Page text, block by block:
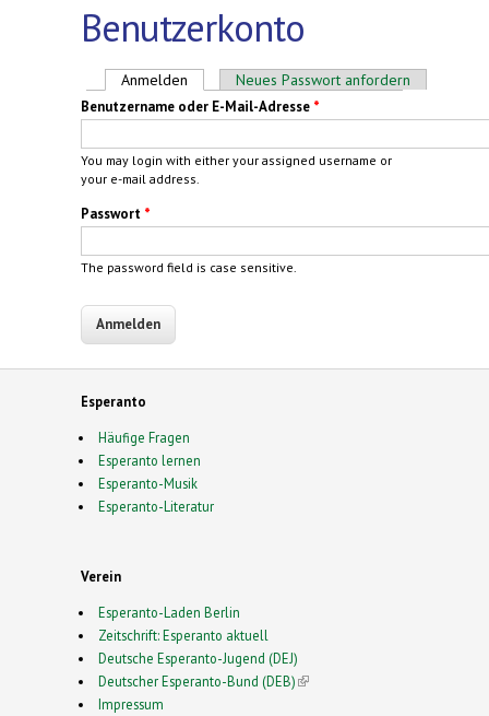
Benutzerkonto
Haupt-Reiter
Anmelden (aktiver Reiter)
Neues Passwort anfordern
Benutzername oder E-Mail-Adresse *
You may login with either your assigned username or
your e-mail address.
Passwort *
The password field is case sensitive.
Esperanto
Häufige Fragen
Esperanto lernen
Esperanto-Musik
Esperanto-Literatur
Verein
Esperanto-Laden Berlin
Zeitschrift: Esperanto aktuell
Deutsche Esperanto-Jugend (DEJ)
Deutscher Esperanto-Bund (DEB)(link is external)
Impressum